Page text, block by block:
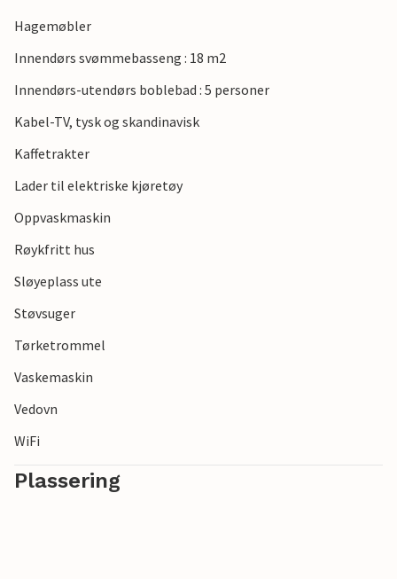
utsikten over Hørup Hav og det spesielle fuglelivet. Etterpå
Hagemøbler
Innendørs svømmebasseng : 18 m2
Innendørs-utendørs boblebad : 5 personer
Kabel-TV, tysk og skandinavisk
Kaffetrakter
Lader til elektriske kjøretøy
Oppvaskmaskin
Røykfritt hus
Sløyeplass ute
Støvsuger
Tørketrommel
Vaskemaskin
Vedovn
WiFi
Plassering